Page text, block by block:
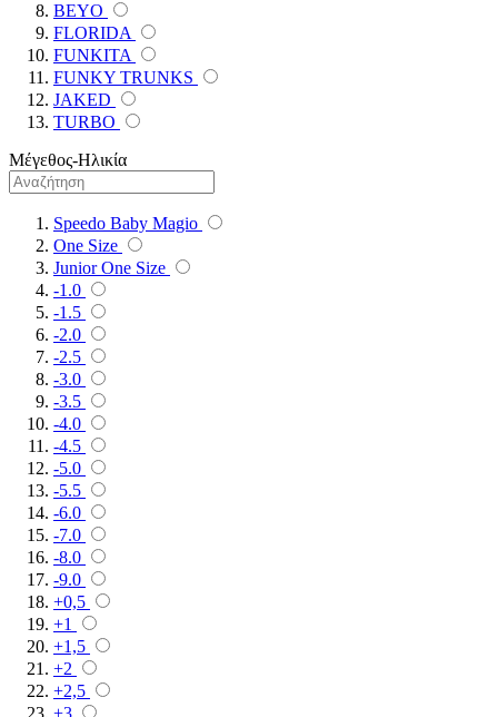
BEYO
FLORIDA
FUNKITA
FUNKY TRUNKS
JAKED
TURBO
Μέγεθος-Ηλικία
Speedo Baby Magio
One Size
Junior One Size
-1.0
-1.5
-2.0
-2.5
-3.0
-3.5
-4.0
-4.5
-5.0
-5.5
-6.0
-7.0
-8.0
-9.0
+0,5
+1
+1,5
+2
+2,5
+3